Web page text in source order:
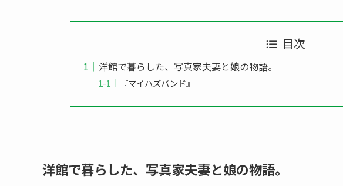
目次
洋館で暮らした、写真家夫妻と娘の物語。
『マイハズバンド』
洋館で暮らした、写真家夫妻と娘の物語。